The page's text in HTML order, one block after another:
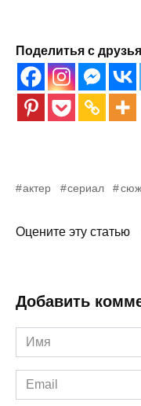
Поделитья с
актер сериал
Оцените эту статью
Добавить
Имя
*
Email
*